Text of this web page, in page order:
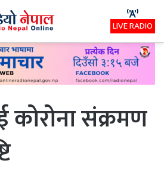
LIVE RADIO
कोरोना संक्रमण